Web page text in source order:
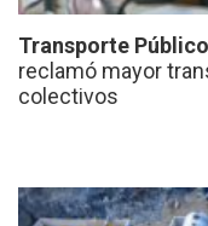
Transporte
reclamó mayor
colectivos